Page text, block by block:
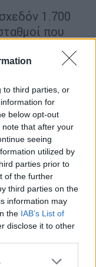
to third parties, or
for
below opt-out
that after your
seeing
utilized by
parties prior to
of the further
third parties on the
information may
the IAB’s List of
disclose it to other
or more Google
1.700
που
το
να
Στα χρόνια
µε
αλλά τα
τα
από τα
σταθµοί
ανέργων.